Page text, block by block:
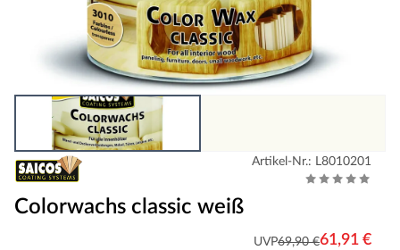
Artikel-Nr.: L8010201
Colorwachs classic weiß
UVP69,90 €61,91 €